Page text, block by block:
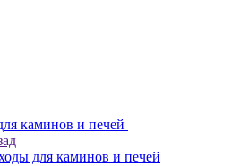
каминов и печей
для каминов и печей